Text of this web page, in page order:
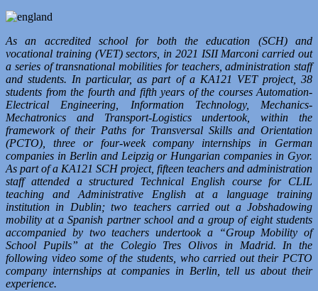
As an accredited school for both the education (SCH) and
vocational training (VET) sectors, in 2021 ISII Marconi carried out
a series of transnational mobilities for teachers, administration staff
and students. In particular, as part of a KA121 VET project, 38
students from the fourth and fifth years of the courses Automation-
Electrical Engineering, Information Technology, Mechanics-
Mechatronics and Transport-Logistics undertook, within the
framework of their Paths for Transversal Skills and Orientation
(PCTO), three or four-week company internships in German
companies in Berlin and Leipzig or Hungarian companies in Gyor.
As part of a KA121 SCH project, fifteen teachers and administration
staff attended a structured Technical English course for CLIL
teaching and Administrative English at a language training
institution in Dublin; two teachers carried out a Jobshadowing
mobility at a Spanish partner school and a group of eight students
accompanied by two teachers undertook a “Group Mobility of
School Pupils” at the Colegio Tres Olivos in Madrid. In the
following video some of the students, who carried out their PCTO
company internships at companies in Berlin, tell us about their
experience.